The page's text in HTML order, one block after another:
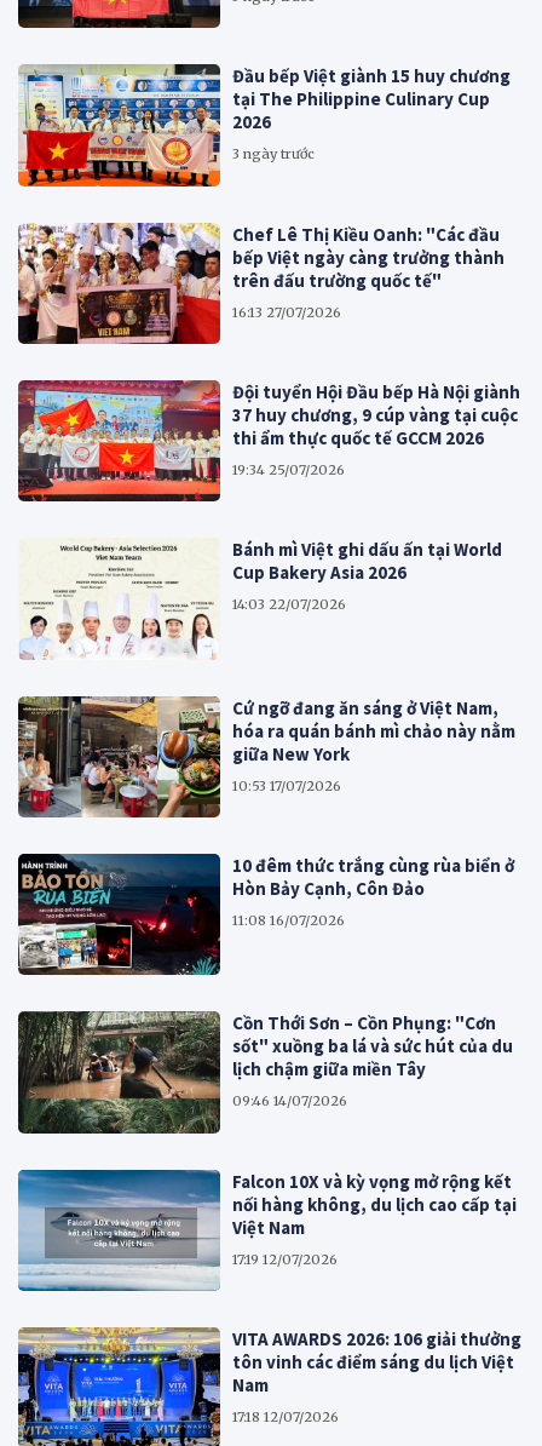
Đầu bếp Việt giành 15 huy chương
tại The Philippine Culinary Cup
2026
3 ngày trước
Chef Lê Thị Kiều Oanh: "Các đầu
bếp Việt ngày càng trưởng thành
trên đấu trường quốc tế"
16:13 27/07/2026
Đội tuyển Hội Đầu bếp Hà Nội giành
37 huy chương, 9 cúp vàng tại cuộc
thi ẩm thực quốc tế GCCM 2026
19:34 25/07/2026
Bánh mì Việt ghi dấu ấn tại World
Cup Bakery Asia 2026
14:03 22/07/2026
Cứ ngỡ đang ăn sáng ở Việt Nam,
hóa ra quán bánh mì chảo này nằm
giữa New York
10:53 17/07/2026
10 đêm thức trắng cùng rùa biển ở
Hòn Bảy Cạnh, Côn Đảo
11:08 16/07/2026
Cồn Thới Sơn – Cồn Phụng: "Cơn
sốt" xuồng ba lá và sức hút của du
lịch chậm giữa miền Tây
09:46 14/07/2026
Falcon 10X và kỳ vọng mở rộng kết
nối hàng không, du lịch cao cấp tại
Việt Nam
17:19 12/07/2026
VITA AWARDS 2026: 106 giải thưởng
tôn vinh các điểm sáng du lịch Việt
Nam
17:18 12/07/2026